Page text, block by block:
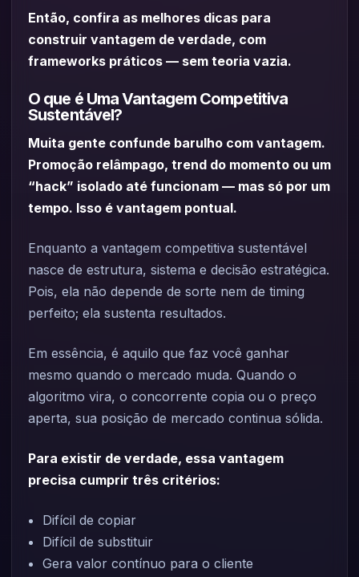
Então, confira as melhores dicas para
construir vantagem de verdade, com
frameworks práticos — sem teoria vazia.
O que é Uma Vantagem Competitiva
Sustentável?
Muita gente confunde barulho com vantagem.
Promoção relâmpago, trend do momento ou um
“hack” isolado até funcionam — mas só por um
tempo. Isso é vantagem pontual.
Enquanto a vantagem competitiva sustentável
nasce de estrutura, sistema e decisão estratégica.
Pois, ela não depende de sorte nem de timing
perfeito; ela sustenta resultados.
Em essência, é aquilo que faz você ganhar
mesmo quando o mercado muda. Quando o
algoritmo vira, o concorrente copia ou o preço
aperta, sua posição de mercado continua sólida.
Para existir de verdade, essa vantagem
precisa cumprir três critérios:
Difícil de copiar
Difícil de substituir
Gera valor contínuo para o cliente